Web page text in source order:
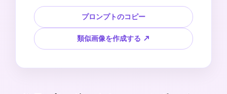
の葉の装飾、日付、時間、場所、イベントタイト
ルの空白エリア、活気がありながらも清潔なフェ
スティバルポスタースタイル、赤グリーンゴール
ドパレット、読みやすいテキストなし、スポンサ
ーロゴなし、偽の公式シールなし、著作権で保護
プロンプトのコピー
類似画像を作成する ↗